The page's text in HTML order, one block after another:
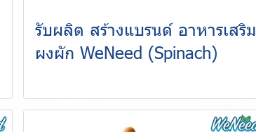
รับผลิต สร้างแบรนด์ อาหารเสริม
ผงผัก WeNeed (Spinach)